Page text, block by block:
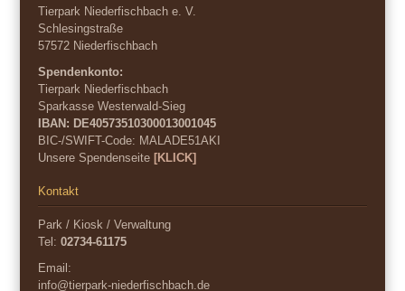
Tierpark Niederfischbach e. V.
Schlesingstraße
57572 Niederfischbach
Spendenkonto:
Tierpark Niederfischbach
Sparkasse Westerwald-Sieg
IBAN: DE40573510300013001045
BIC-/SWIFT-Code: MALADE51AKI
Unsere Spendenseite[KLICK]
Kontakt
Park / Kiosk / Verwaltung
Tel:02734-61175
Email:
info@tierpark-niederfischbach.de